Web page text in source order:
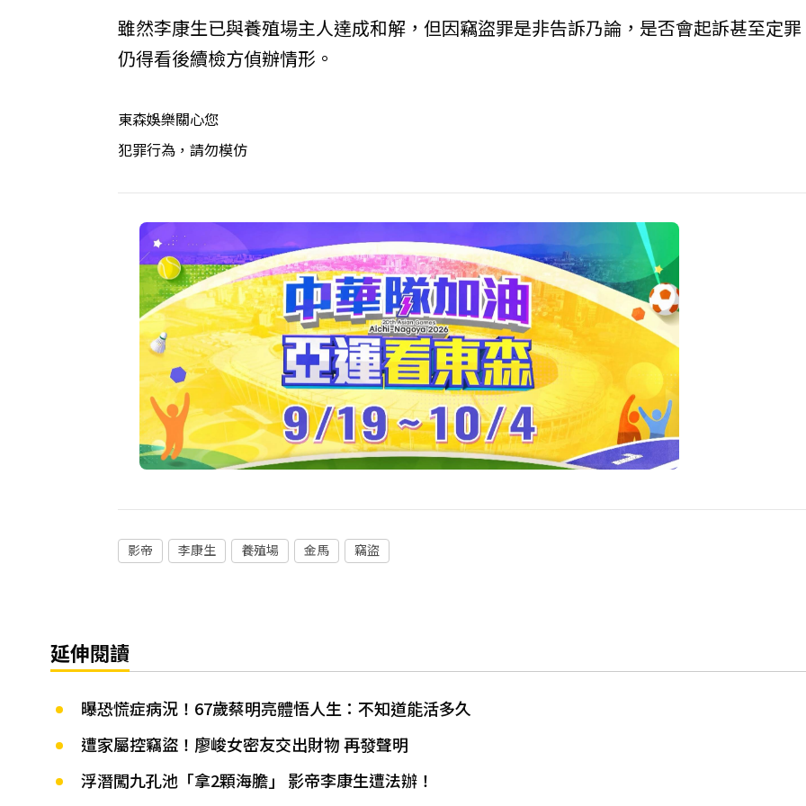
雖然李康生已與養殖場主人達成和解，但因竊盜罪是非告訴乃論，是否會起訴甚至定
仍得看後續檢方偵辦情形。
東森娛樂關心您
犯罪行為，請勿模仿
影帝 李康生 養殖場 金馬 竊盜
延伸閱讀
曝恐慌症病況！67歲蔡明亮體悟人生：不知道能活多久
遭家屬控竊盜！廖峻女密友交出財物 再發聲明
浮潛闖九孔池「拿2顆海膽」 影帝李康生遭法辦！